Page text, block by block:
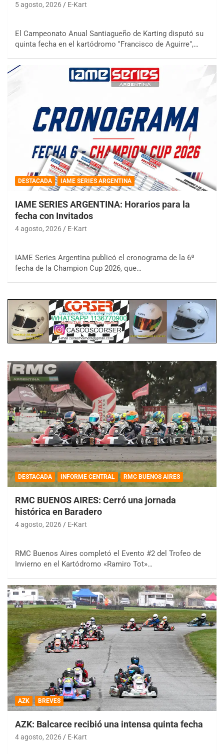
5 agosto, 2026 E-Kart
El Campeonato Anual Santiagueño de Karting disputó su
quinta fecha en el kartódromo "Francisco de Aguirre",…
DESTACADA IAME SERIES ARGENTINA
IAME SERIES ARGENTINA: Horarios para la
fecha con Invitados
4 agosto, 2026 E-Kart
IAME Series Argentina publicó el cronograma de la 6ª
fecha de la Champion Cup 2026, que…
DESTACADA INFORME CENTRAL RMC BUENOS AIRES
RMC BUENOS AIRES: Cerró una jornada
histórica en Baradero
4 agosto, 2026 E-Kart
RMC Buenos Aires completó el Evento #2 del Trofeo de
Invierno en el Kartódromo «Ramiro Tot»…
AZK BREVES
AZK: Balcarce recibió una intensa quinta fecha
4 agosto, 2026 E-Kart